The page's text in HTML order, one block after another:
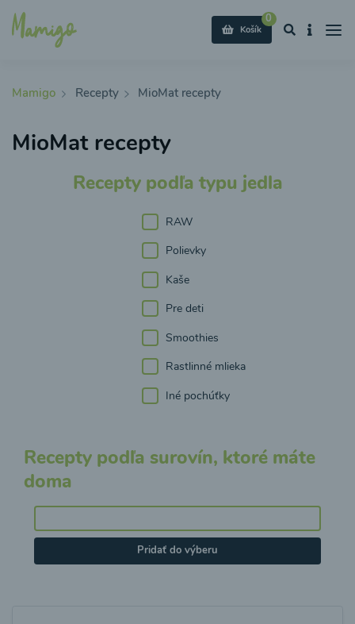
0
Košík
Mamigo Recepty MioMat recepty
MioMat recepty
Recepty podľa typu jedla
RAW
Polievky
Kaše
Pre deti
Smoothies
Rastlinné mlieka
Iné pochúťky
Recepty podľa surovín, ktoré máte
doma
Pridať do výberu